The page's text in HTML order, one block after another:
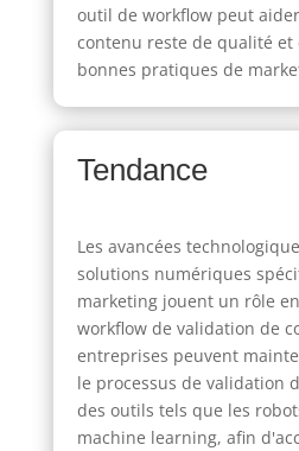
outil de workflow peut
contenu reste de qualité et
bonnes pratiques de
Tendance
Les avancées
solutions numériques
marketing jouent un rôle
workflow de validation de
entreprises peuvent
le processus de validation
des outils tels que les
machine learning, afin